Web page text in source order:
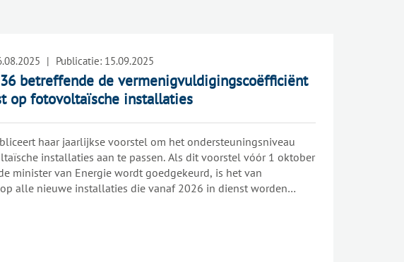
| Publicatie: 15.09.2025
betreffende de vermenigvuldigingscoëfficiënt
op fotovoltaïsche installaties
haar jaarlijkse voorstel om het ondersteuningsniveau
installaties aan te passen. Als dit voorstel vóór 1 oktober
minister van Energie wordt goedgekeurd, is het van
alle nieuwe installaties die vanaf 2026 in dienst worden